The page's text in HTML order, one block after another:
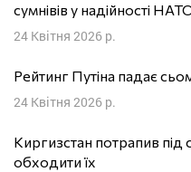
сумнівів у надійності
24 Квітня 2026 р.
Рейтинг Путіна падає
24 Квітня 2026 р.
Киргизстан потрапив під
обходити їх